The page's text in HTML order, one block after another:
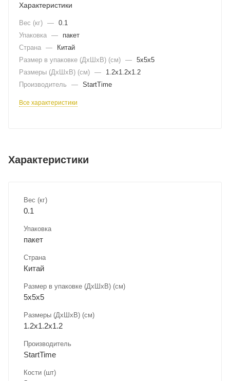
Характеристики
Вес (кг) — 0.1
Упаковка —
пакет
Страна —
Китай
Размер в упаковке (ДхШxВ) (см) — 5х5х5
Размеры (ДxШxВ) (см) —
1.2х1.2х1.2
Производитель
— StartTime
Все характеристики
Характеристики
Вес (кг)
0.1
Упаковка
пакет
Страна
Китай
Размер в упаковке (ДхШxВ) (см)
5х5х5
Размеры (ДxШxВ) (см)
1.2х1.2х1.2
Производитель
StartTime
Кости (шт)